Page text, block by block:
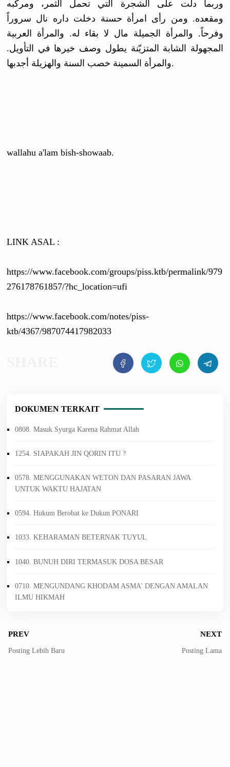
وربما دلّت على الشجرة التي تحمل الثمر، ومركبه
ومقعده. ومن رأى امرأة حسنة دخلت داره نال سروراً
وفرحاً. والمرأة الجميلة مال لا بقاء له. والمرأة العربية
المجهولة الشابة المتزيّنة يطول وصف خيرها في التأويل.
والمرأة السمينة خصب السنة والهزيلة أجدبها.
wallahu a'lam bish-showaab.
LINK ASAL :
https://www.facebook.com/groups/piss.ktb/permalink/979
276178761857/?hc_location=ufi
https://www.facebook.com/notes/piss-
ktb/4367/987074417982033
DOKUMEN TERKAIT
0808. Masuk Syurga Karena Rahmat Allah
1254. SIAPAKAH JIN QORIN ITU ?
0578. MENGGUNAKAN WETON DAN PASARAN JAWA
UNTUK WAKTU HAJATAN
0594. Hukum Berobat ke Dukun PONARI
1033. KEHARAMAN BETERNAK TUYUL
1040. BUNUH DIRI TERMASUK DOSA BESAR
0710. MENGUNDANG KHODAM ASMA' DENGAN AMALAN
ILMU HIKMAH
PREV
Posting Lebih Baru
NEXT
Posting Lama